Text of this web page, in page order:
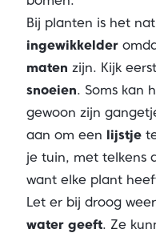
Bij planten is het
ingewikkelder
maten zijn. Kijk
snoeien. Soms kan
gewoon zijn
aan om een lijstjete
je tuin, met telkens
want elke plant
Let er bij droog
water geeft. Ze